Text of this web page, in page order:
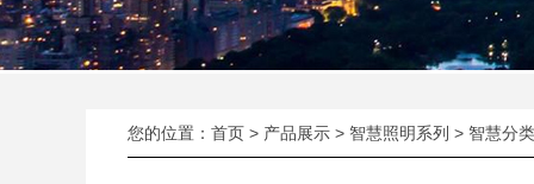
您的位置： 首页 > 产品展示 > 智慧照明系列 > 智慧分